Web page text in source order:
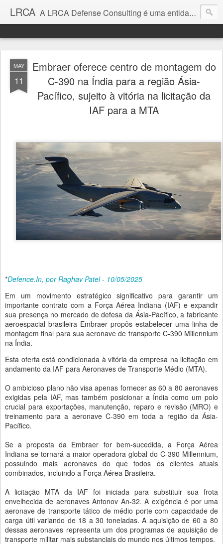
LRCA A LRCA Defense Consulting é uma entidade sem fins lucrativos que se dedica a produzir e divulgar notícias e análises sobre as Empresas de Defesa. Não somos jornalistas e nem este é um blog jornalístico.
MAY
11
Embraer oferece centro de montagem do
C-390 na Índia para a região Ásia-
Pacífico, sujeito à vitória na licitação da
IAF para a MTA
*Defence.In, por Raghav Patel - 10/05/2025
Em um movimento estratégico significativo para garantir um
importante contrato com a Força Aérea Indiana (IAF) e expandir
sua presença no mercado de defesa da Ásia-Pacífico, a fabricante
aeroespacial brasileira Embraer propôs estabelecer uma linha de
montagem final para sua aeronave de transporte C-390 Millennium
na Índia.
Esta oferta está condicionada à vitória da empresa na licitação em
andamento da IAF para Aeronaves de Transporte Médio (MTA).
O ambicioso plano não visa apenas fornecer as 60 a 80 aeronaves
exigidas pela IAF, mas também posicionar a Índia como um polo
crucial para exportações, manutenção, reparo e revisão (MRO) e
treinamento para a aeronave C-390 em toda a região da Ásia-
Pacífico.
Se a proposta da Embraer for bem-sucedida, a Força Aérea
Indiana se tornará a maior operadora global do C-390 Millennium,
possuindo mais aeronaves do que todos os clientes atuais
combinados, incluindo a Força Aérea Brasileira.
A licitação MTA da IAF foi iniciada para substituir sua frota
envelhecida de aeronaves Antonov An-32. A exigência é por uma
aeronave de transporte tático de médio porte com capacidade de
carga útil variando de 18 a 30 toneladas. A aquisição de 60 a 80
dessas aeronaves representa um dos programas de aquisição de
transporte militar mais substanciais do mundo nos últimos tempos.